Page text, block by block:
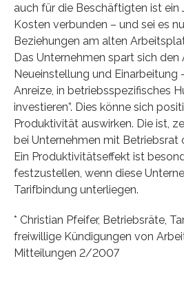
auch für die Beschäftigten ist ein
Kosten verbunden – und sei es
Beziehungen am alten
Das Unternehmen spart sich
Neueinstellung und Einarbeitung
Anreize, in betriebsspezifisches
investieren”. Dies könne sich
Produktivität auswirken. Die ist,
bei Unternehmen mit Betriebsrat
Ein Produktivitätseffekt ist
festzustellen, wenn diese
Tarifbindung unterliegen.
* Christian Pfeifer, Betriebsräte,
freiwillige Kündigungen von
Mitteilungen 2/2007